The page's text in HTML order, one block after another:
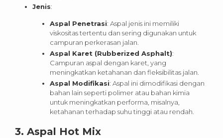
Jenis:
Aspal Penetrasi: Aspal jenis ini memiliki
viskositas tertentu dan sering digunakan untuk
campuran perkerasan jalan.
Aspal Karet (Rubberized Asphalt):
Campuran aspal dengan karet, yang
meningkatkan ketahanan dan fleksibilitas jalan.
Aspal Modifikasi: Aspal ini dimodifikasi dengan
bahan lain seperti polimer atau bahan kimia
untuk meningkatkan performa, misalnya,
ketahanan terhadap suhu tinggi atau rendah.
3. Aspal Hot Mix